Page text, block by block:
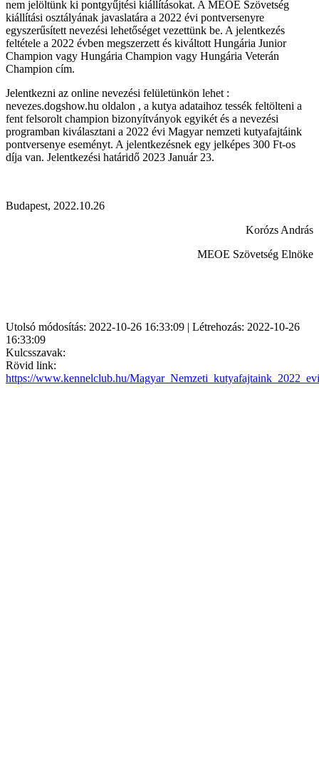
nem jelöltünk ki pontgyűjtési kiállításokat. A MEOE Szövetség
kiállítási osztályának javaslatára a 2022 évi pontversenyre
egyszerűsített nevezési lehetőséget vezettünk be. A jelentkezés
feltétele a 2022 évben megszerzett és kiváltott Hungária Junior
Champion vagy Hungária Champion vagy Hungária Veterán
Champion cím.
Jelentkezni az online nevezési felületünkön lehet :
nevezes.dogshow.hu oldalon , a kutya adataihoz tessék feltölteni a
fent felsorolt champion bizonyítványok egyikét és a nevezési
programban kiválasztani a 2022 évi Magyar nemzeti kutyafajtáink
pontversenye eseményt. A jelentkezésnek egy jelképes 300 Ft-os
díja van. Jelentkezési határidő 2023 Január 23.
Budapest, 2022.10.26
Korózs András
MEOE Szövetség Elnöke
Utolsó módosítás: 2022-10-26 16:33:09 | Létrehozás: 2022-10-26
16:33:09
Kulcsszavak:
Rövid link:
https://www.kennelclub.hu/